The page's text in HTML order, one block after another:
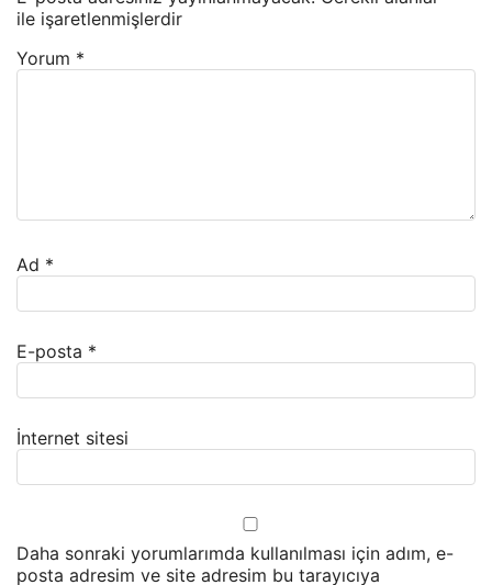
ile işaretlenmişlerdir
Yorum *
Ad *
E-posta *
İnternet sitesi
Daha sonraki yorumlarımda kullanılması için adım, e-
posta adresim ve site adresim bu tarayıcıya